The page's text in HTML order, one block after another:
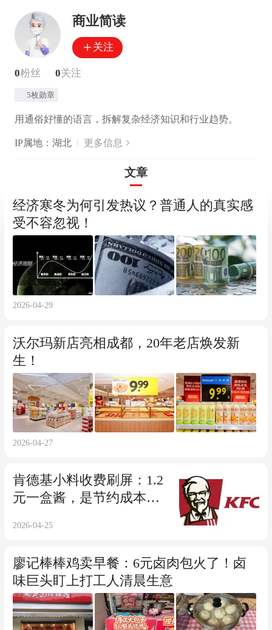
商业简读
关注
0粉丝 0关注
5枚勋章
用通俗好懂的语言，拆解复杂经济知识和行业趋势。
IP属地：湖北 更多信息
文章
经济寒冬为何引发热议？普通人的真实感
受不容忽视！
2026-04-29
沃尔玛新店亮相成都，20年老店焕发新
生！
2026-04-27
肯德基小料收费刷屏：1.2
元一盒酱，是节约成本还
2026-04-25
廖记棒棒鸡卖早餐：6元卤肉包火了！卤
味巨头盯上打工人清晨生意